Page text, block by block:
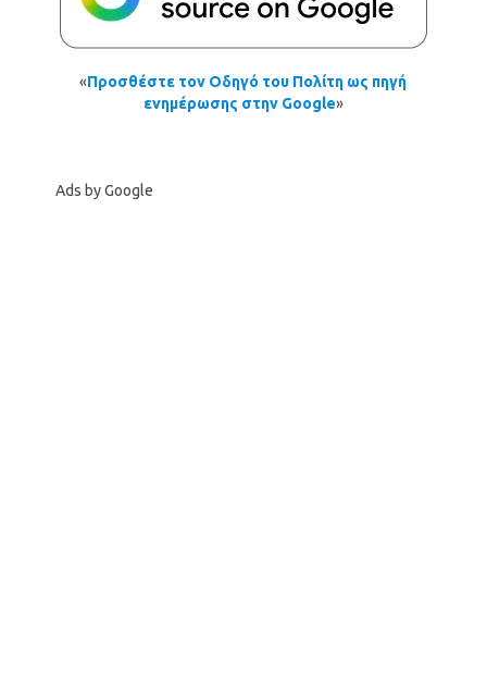
«Προσθέστε τον Οδηγό του Πολίτη ως πηγή
ενημέρωσης στην Google»
Ads by Google